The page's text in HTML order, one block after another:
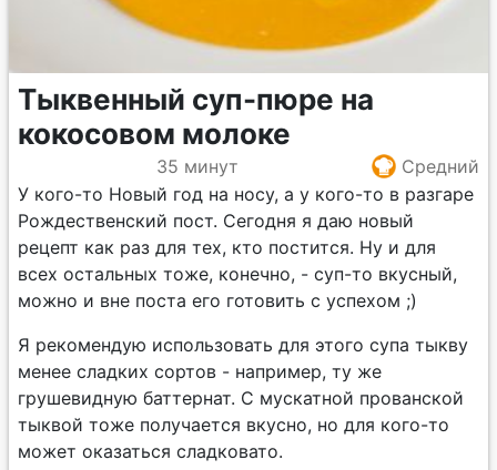
Тыквенный суп-пюре на
кокосовом молоке
35 минут
Средний
У кого-то Новый год на носу, а у кого-то в разгаре
Рождественский пост. Сегодня я даю новый
рецепт как раз для тех, кто постится. Ну и для
всех остальных тоже, конечно, - суп-то вкусный,
можно и вне поста его готовить с успехом ;)
Я рекомендую использовать для этого супа тыкву
менее сладких сортов - например, ту же
грушевидную баттернат. С мускатной прованской
тыквой тоже получается вкусно, но для кого-то
может оказаться сладковато.